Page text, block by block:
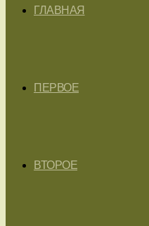
ГЛАВНАЯ
ПЕРВОЕ
ВТОРОЕ